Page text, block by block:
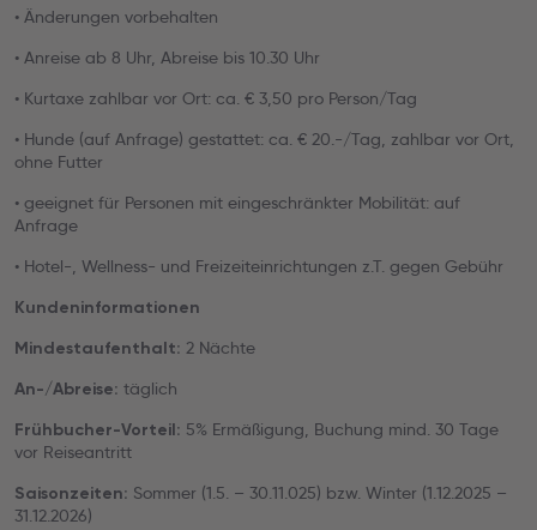
• Änderungen vorbehalten
• Anreise ab 8 Uhr, Abreise bis 10.30 Uhr
• Kurtaxe zahlbar vor Ort: ca. € 3,50 pro Person/Tag
• Hunde (auf Anfrage) gestattet: ca. € 20.-/Tag, zahlbar vor Ort,
ohne Futter
• geeignet für Personen mit eingeschränkter Mobilität: auf
Anfrage
• Hotel-, Wellness- und Freizeiteinrichtungen z.T. gegen Gebühr
Kundeninformationen
Mindestaufenthalt: 2 Nächte
An-/Abreise: täglich
Frühbucher-Vorteil: 5% Ermäßigung, Buchung mind. 30 Tage
vor Reiseantritt
Saisonzeiten: Sommer (1.5. – 30.11.025) bzw. Winter (1.12.2025 –
31.12.2026)